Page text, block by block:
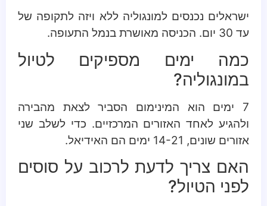
ישראלים נכנסים למונגוליה ללא ויזה לתקופה של
עד 30 יום. הכניסה מאושרת בנמל התעופה.
כמה ימים מספיקים לטיול
במונגוליה?
7 ימים הוא המינימום הסביר לצאת מהבירה
ולהגיע לאחד האזורים המרכזיים. כדי לשלב שני
אזורים שונים, 14-21 ימים הם האידיאל.
האם צריך לדעת לרכוב על סוסים
לפני הטיול?